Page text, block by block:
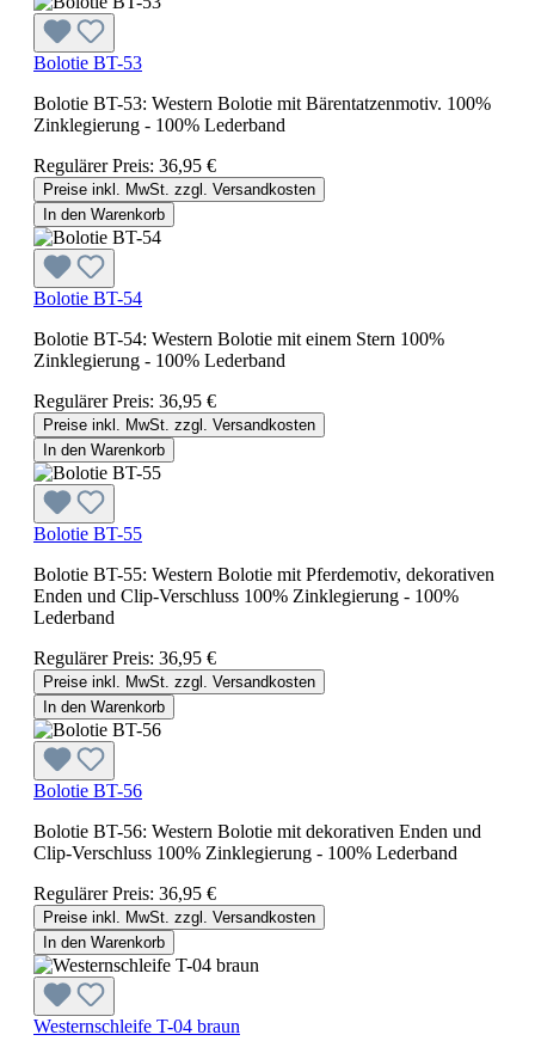
Bolotie BT-53
Bolotie BT-53: Western Bolotie mit Bärentatzenmotiv. 100%
Zinklegierung - 100% Lederband
Regulärer Preis: 36,95 €
Preise inkl. MwSt. zzgl. Versandkosten
In den Warenkorb
Bolotie BT-54
Bolotie BT-54: Western Bolotie mit einem Stern 100%
Zinklegierung - 100% Lederband
Regulärer Preis: 36,95 €
Preise inkl. MwSt. zzgl. Versandkosten
In den Warenkorb
Bolotie BT-55
Bolotie BT-55: Western Bolotie mit Pferdemotiv, dekorativen
Enden und Clip-Verschluss 100% Zinklegierung - 100%
Lederband
Regulärer Preis: 36,95 €
Preise inkl. MwSt. zzgl. Versandkosten
In den Warenkorb
Bolotie BT-56
Bolotie BT-56: Western Bolotie mit dekorativen Enden und
Clip-Verschluss 100% Zinklegierung - 100% Lederband
Regulärer Preis: 36,95 €
Preise inkl. MwSt. zzgl. Versandkosten
In den Warenkorb
Westernschleife T-04 braun